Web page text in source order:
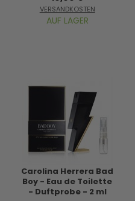
VERSANDKOSTEN
AUF LAGER
Carolina Herrera Bad
Boy - Eau de Toilette
- Duftprobe - 2 ml